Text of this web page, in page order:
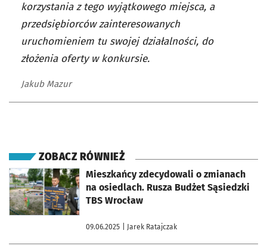
korzystania z tego wyjątkowego miejsca, a
przedsiębiorców zainteresowanych
uruchomieniem tu swojej działalności, do
złożenia oferty w konkursie.
Jakub Mazur
ZOBACZ RÓWNIEŻ
Mieszkańcy zdecydowali o zmianach
na osiedlach. Rusza Budżet Sąsiedzki
TBS Wrocław
09.06.2025 | Jarek Ratajczak
otworzy się w nowej karcie